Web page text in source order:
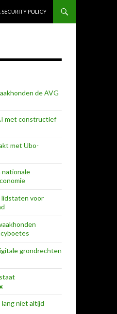
SECURITY POLICY
de AVG
met constructief
met Ubo-
nationale
lidstaten voor
grondrechten
lang niet altijd